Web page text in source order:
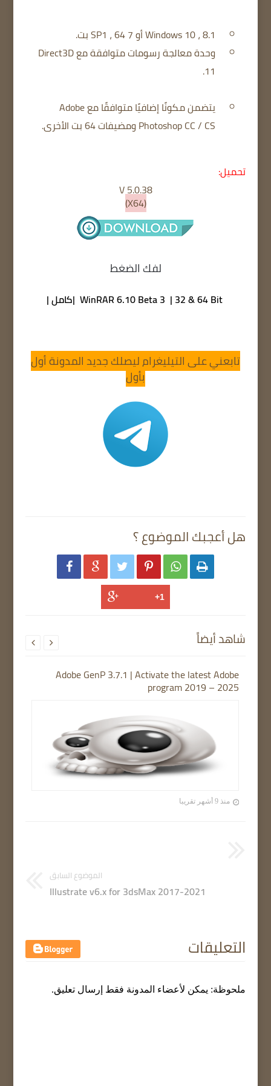
Windows 10 ، 8.1 أو 7 SP1 ، 64 بت.
وحدة معالجة رسومات متوافقة مع Direct3D
11.
يتضمن مكونًا إضافيًا متوافقًا مع Adobe
Photoshop CC / CS ومضيفات 64 بت الأخرى.
تحميل:
V 5.0.38
(X64)
لفك الضغط
WinRAR 6.10 Beta 3 | 32 & 64 Bit |كامل |
تابعني على التيليغرام ليصلك جديد المدونة أول
بأول
هل أعجبك الموضوع ؟
     
شاهد أيضاً
Adobe GenP 3.7.1 | Activate the latest Adobe
program 2019 – 2025
منذ 9 أشهر تقريبا
 
الموضوع السابق
Illustrate v6.x for 3dsMax 2017-2021
التعليقات
ملحوظة: يمكن لأعضاء المدونة فقط إرسال تعليق.